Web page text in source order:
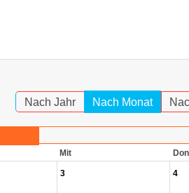
Nach Jahr Nach Monat
Mit Don
3 4